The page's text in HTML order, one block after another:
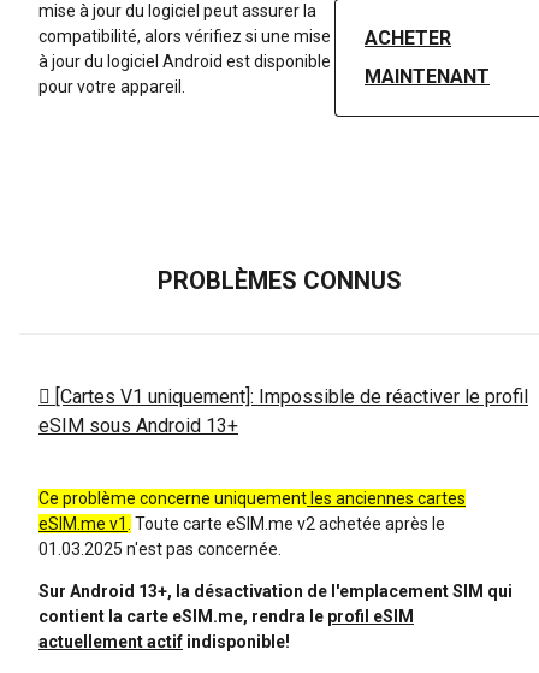
mise à jour du logiciel peut assurer la
compatibilité, alors vérifiez si une mise
à jour du logiciel Android est disponible
pour votre appareil.
ACHETER
MAINTENANT
PROBLÈMES CONNUS
[Cartes V1 uniquement]: Impossible de réactiver le profil
eSIM sous Android 13+
Ce problème concerne uniquement les anciennes cartes
eSIM.me v1 Toute carte eSIM.me v2 achetée après le
01.03.2025 n'est pas concernée.
Sur Android 13+, la désactivation de l'emplacement SIM qui
contient la carte eSIM.me, rendra le profil eSIM
actuellement actif indisponible!